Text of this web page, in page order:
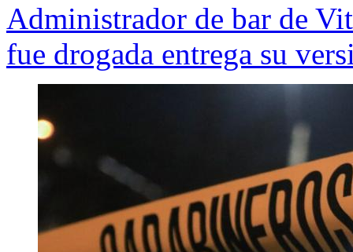
Administrador de bar de
fue drogada entrega su